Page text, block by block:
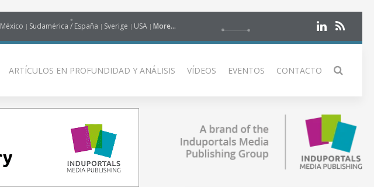
México Sudamérica / España Sverige USA More...
ARTÍCULOS EN PROFUNDIDAD Y ANÁLISIS VÍDEOS EVENTOS CONTACTO